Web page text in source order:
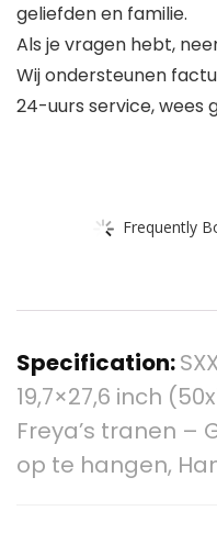
geliefden en familie.
Als je vragen hebt,
Wij ondersteunen
24-uurs service, wees
Frequently
Specification:
19,7×27,6 inch
Freya’s tranen –
op te hangen,